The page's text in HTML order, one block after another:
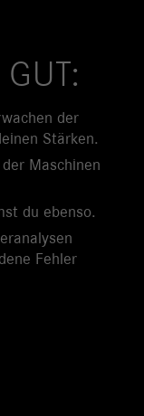
der
Stärken.
Maschinen
du ebenso.
Fehler